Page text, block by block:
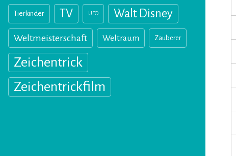
Tierkinder TV UFO Walt Disney
Weltmeisterschaft Weltraum Zauberer
Zeichentrick
Zeichentrickfilm